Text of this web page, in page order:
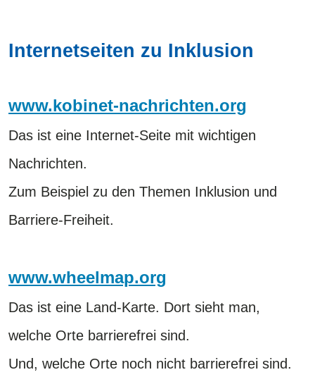
Internetseiten zu Inklusion
www.kobinet-nachrichten.org
Das ist eine Internet-Seite mit wichtigen
Nachrichten.
​​​​​​​Zum Beispiel zu den Themen Inklusion und
Barriere-Freiheit.
www.wheelmap.org
Das ist eine Land-Karte. Dort sieht man,
welche Orte barrierefrei sind.
Und, welche Orte noch nicht barrierefrei sind.